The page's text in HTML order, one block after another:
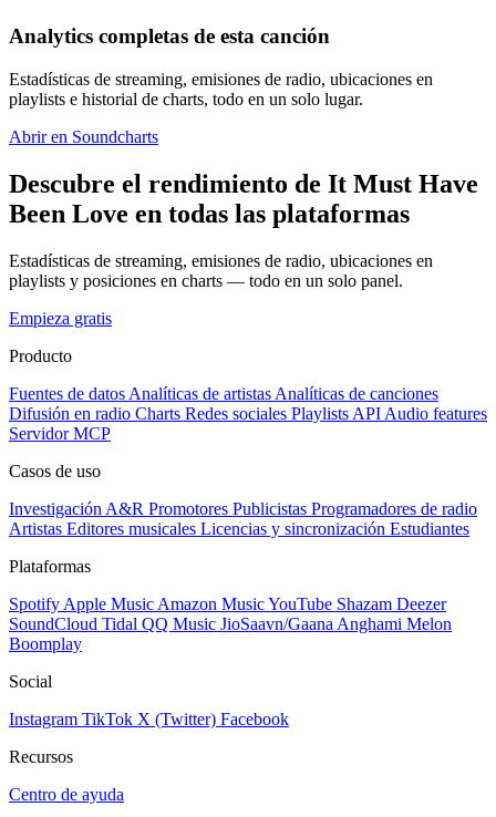
Analytics completas de esta canción
Estadísticas de streaming, emisiones de radio, ubicaciones en
playlists e historial de charts, todo en un solo lugar.
Abrir en Soundcharts
Descubre el rendimiento de It Must Have
Been Love en todas las plataformas
Estadísticas de streaming, emisiones de radio, ubicaciones en
playlists y posiciones en charts — todo en un solo panel.
Empieza gratis
Producto
Fuentes de datos Analíticas de artistas Analíticas de canciones
Difusión en radio Charts Redes sociales Playlists API Audio features
Servidor MCP
Casos de uso
Investigación A&R Promotores Publicistas Programadores de radio
Artistas Editores musicales Licencias y sincronización Estudiantes
Plataformas
Spotify Apple Music Amazon MusicYouTube Shazam Deezer
SoundCloud Tidal QQ Music JioSaavn/Gaana Anghami Melon
Boomplay
Social
Instagram TikTok X (Twitter) Facebook
Recursos
Centro de ayuda